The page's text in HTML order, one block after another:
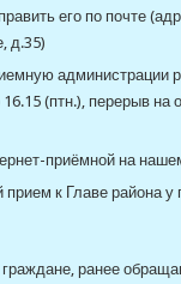
его по почте
д.35)
администрации
(птн.), перерыв на
приёмной на
к Главе района
ранее